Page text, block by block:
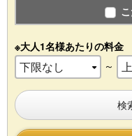
※大人1名様あたりの料金
～
検